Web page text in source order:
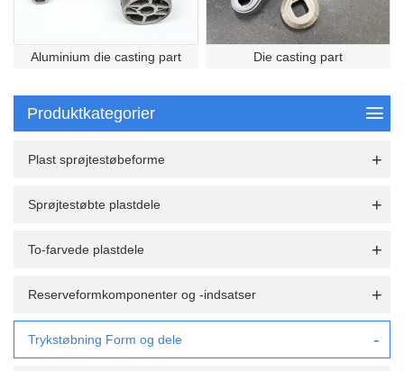
Aluminium die casting part Die casting part
Produktkategorier
Plast sprøjtestøbeforme
Sprøjtestøbte plastdele
To-farvede plastdele
Reserveformkomponenter og -indsatser
Trykstøbning Form og dele